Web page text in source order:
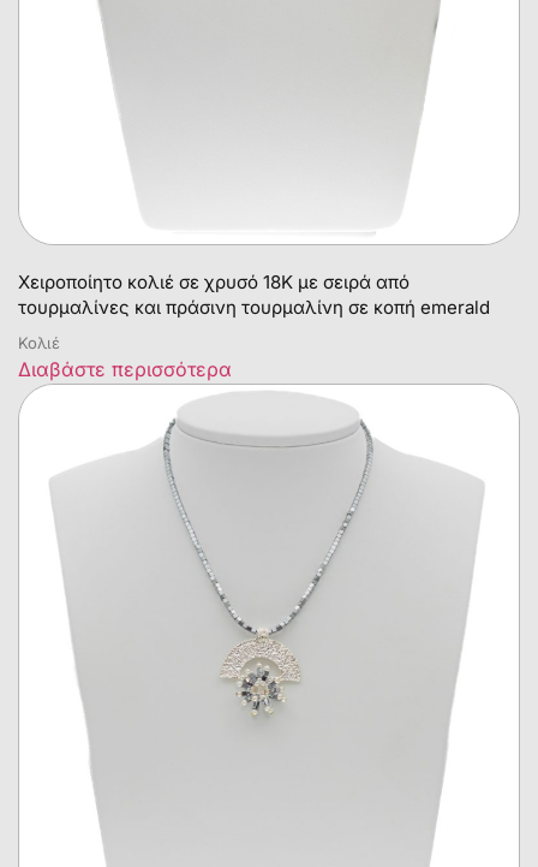
Χειροποίητο κολιέ σε χρυσό 18Κ με σειρά από
τουρμαλίνες και πράσινη τουρμαλίνη σε κοπή emerald
Κολιέ
Διαβάστε περισσότερα